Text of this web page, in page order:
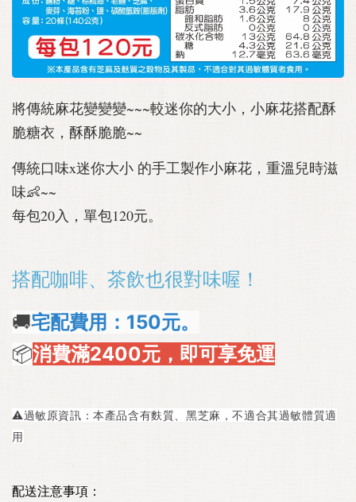
將傳統麻花變變變~~~較迷你的大小，小麻花搭配酥
脆糖衣，酥酥脆脆~~
傳統口味x迷你大小 的手工製作小麻花，重溫兒時滋
味👶~~
每包20入，單包120元。
搭配咖啡、茶飲也很對味喔！
🚚宅配費用：150元。
📦消費滿2400元，即可享免運
⚠️過敏原資訊：本產品含有麩質、黑芝麻，不適合其過敏體質適
用
配送注意事項：